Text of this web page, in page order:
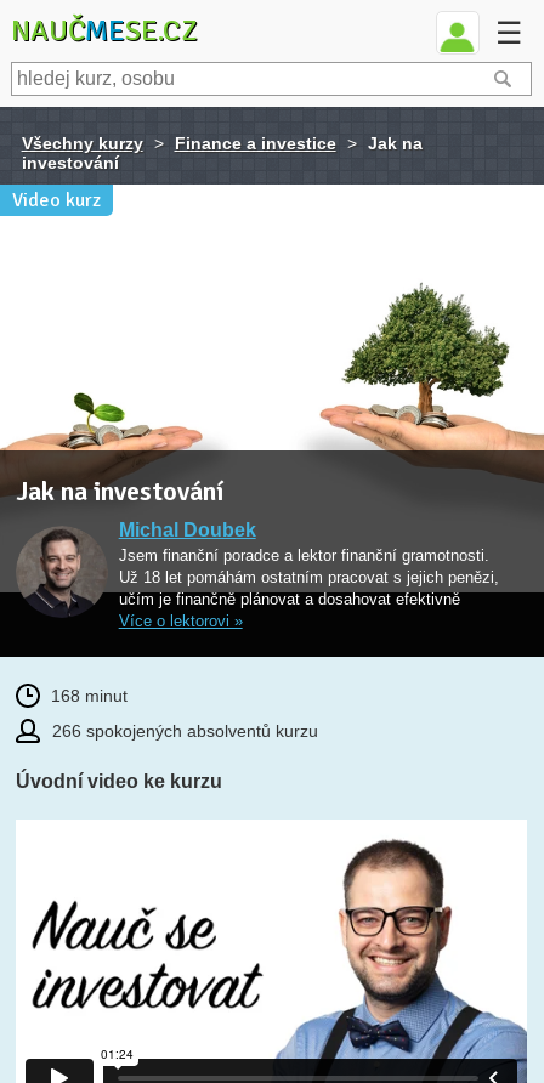
NAUČMESE.CZ ☰
Všechny kurzy > Finance a investice > Jak na
investování
Video kurz
Jak na investování
Michal Doubek
Jsem finanční poradce a lektor finanční gramotnosti.
Už 18 let pomáhám ostatním pracovat s jejich penězi,
učím je finančně plánovat a dosahovat efektivně
Více o lektorovi »
168 minut
266 spokojených absolventů kurzu
Úvodní video ke kurzu